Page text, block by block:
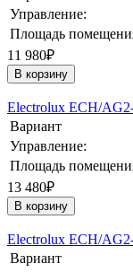
Управление:
Площадь
11 980₽
В корзину
Electrolux ECH/
Вариант
Управление:
Площадь
13 480₽
В корзину
Electrolux ECH/
Вариант